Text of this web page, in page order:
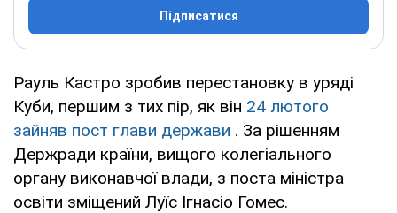
Підписатися
Рауль Кастро зробив перестановку в уряді
Куби, першим з тих пір, як він 24 лютого
зайняв пост глави держави . За рішенням
Держради країни, вищого колегіального
органу виконавчої влади, з поста міністра
освіти зміщений Луїс Ігнасіо Гомес.